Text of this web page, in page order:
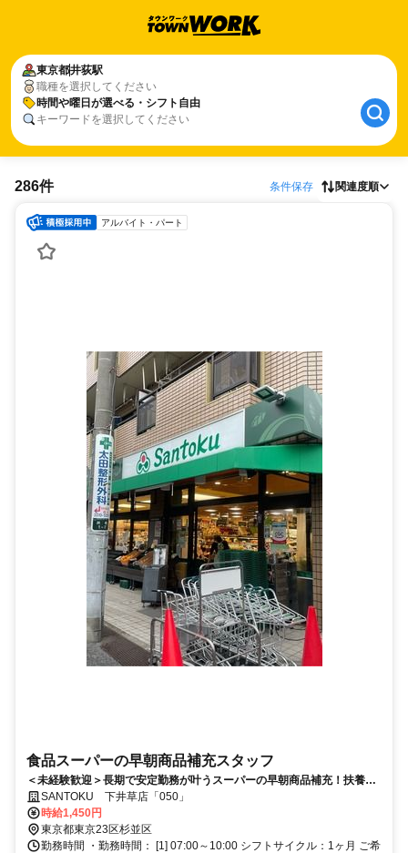
東京都井荻駅
職種を選択してください
時間や曜日が選べる・シフト自由
キーワードを選択してください
286件 条件保存 関連度順
アルバイト・パート
食品スーパーの早朝商品補充スタッフ
＜未経験歓迎＞長期で安定勤務が叶うスーパーの早朝商品補充！扶養
内・ＷワークもOK！幅広い年代活躍中！
SANTOKU 下井草店「050」
時給1,450円
東京都東京23区杉並区
勤務時間 ・勤務時間： [1] 07:00～10:00 シフトサイクル：1ヶ月 ご希